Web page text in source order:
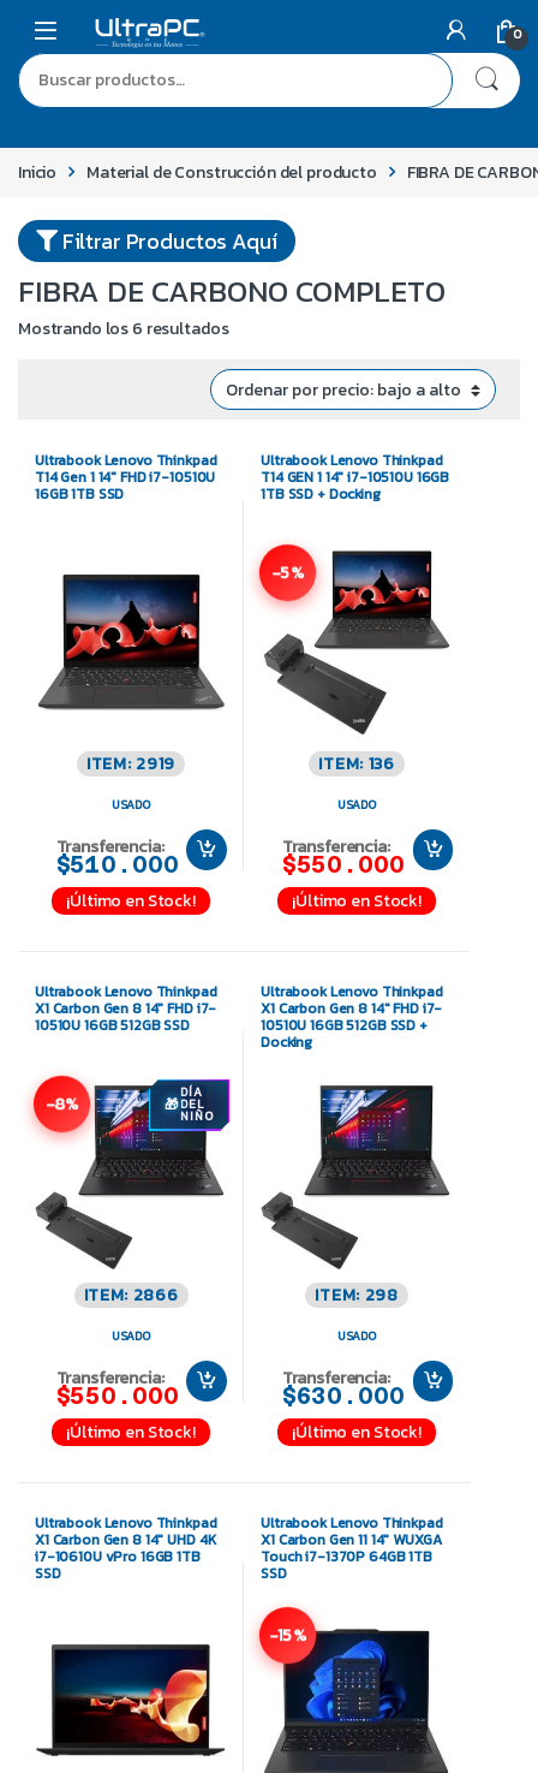
0
Inicio Material de Construcción del producto FIBRA DE
Filtrar Productos Aquí
FIBRA DE CARBONO COMPLETO
Mostrando los 6 resultados
Ultrabook Lenovo Thinkpad
T14 Gen 1 14″ FHD i7-10510U
16GB 1TB SSD
ITEM: 2919
USADO
Transferencia:
$510.000
¡Último en Stock!
Ultrabook Lenovo Thinkpad
T14 GEN 1 14″ i7-10510U 16GB
1TB SSD + Docking
-5%
ITEM: 136
USADO
Transferencia:
$550.000
¡Último en Stock!
Ultrabook Lenovo Thinkpad
X1 Carbon Gen 8 14″ FHD i7-
10510U 16GB 512GB SSD
-8% DÍA
DEL
NIÑO
ITEM: 2866
USADO
Transferencia:
$550.000
¡Último en Stock!
Ultrabook Lenovo Thinkpad
X1 Carbon Gen 8 14″ FHD i7-
10510U 16GB 512GB SSD +
Docking
ITEM: 298
USADO
Transferencia:
$630.000
¡Último en Stock!
Ultrabook Lenovo Thinkpad
X1 Carbon Gen 8 14″ UHD 4K
i7-10610U vPro 16GB 1TB
SSD
Ultrabook Lenovo Thinkpad
X1 Carbon Gen 11 14″ WUXGA
Touch i7-1370P 64GB 1TB
SSD
-15%